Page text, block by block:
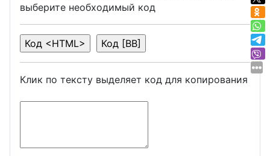
выберите необходимый код
Клик по тексту выделяет код для копирования